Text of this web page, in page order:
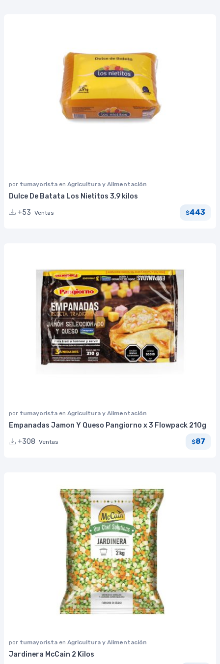
por tumayorista en Agricultura y Alimentación
Dulce De Batata Los Nietitos 3,9 kilos
+53 Ventas $443
por tumayorista en Agricultura y Alimentación
Empanadas Jamon Y Queso Pangiorno x 3 Flowpack 210g
+308 Ventas $87
por tumayorista en Agricultura y Alimentación
Jardinera McCain 2 Kilos